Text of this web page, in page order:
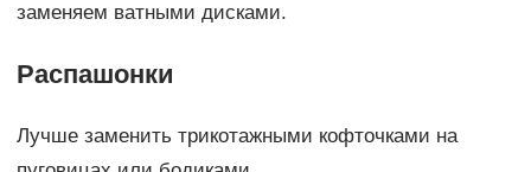
заменяем ватными дисками.
Распашонки
Лучше заменить трикотажными кофточками на